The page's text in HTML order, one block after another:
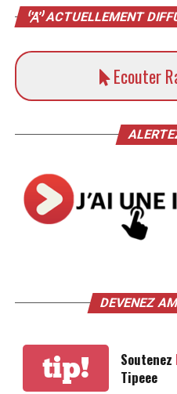
ACTUELLEMENT
Ecouter
DEVENEZ
tip! Soutenez
Tipeee